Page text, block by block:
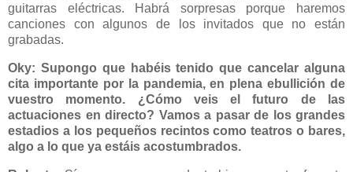
guitarras eléctricas. Habrá sorpresas porque haremos
canciones con algunos de los invitados que no están
grabadas.
Oky: Supongo que habéis tenido que cancelar alguna
cita importante por la pandemia, en plena ebullición de
vuestro momento. ¿Cómo veis el futuro de las
actuaciones en directo? Vamos a pasar de los grandes
estadios a los pequeños recintos como teatros o bares,
algo a lo que ya estáis acostumbrados.